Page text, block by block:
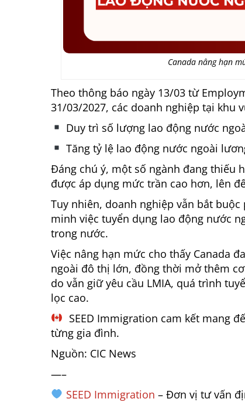
Canada nâng hạn
Theo thông báo ngày 13/03 từ
31/03/2027, các doanh nghiệp tại khu
Duy trì số lượng lao động nước
Tăng tỷ lệ lao động nước ngoài
Đáng chú ý, một số ngành đang thiếu
được áp dụng mức trần cao hơn, lên
Tuy nhiên, doanh nghiệp vẫn bắt
minh việc tuyển dụng lao động nước
trong nước.
Việc nâng hạn mức cho thấy Canada
ngoài đô thị lớn, đồng thời mở thêm
do vẫn giữ yêu cầu LMIA, quá trình
lọc cao.
SEED Immigration cam kết mang
từng gia đình.
Nguồn: CIC News
—–
SEED Immigration – Đơn vị tư vấn